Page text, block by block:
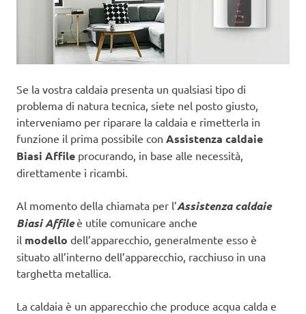
Se la vostra caldaia presenta un qualsiasi tipo di
problema di natura tecnica, siete nel posto giusto,
interveniamo per riparare la caldaia e rimetterla in
funzione il prima possibile con Assistenza caldaie
Biasi Affile procurando, in base alle necessità,
direttamente i ricambi.
Al momento della chiamata per l’Assistenza caldaie
Biasi Affileè utile comunicare anche
il modello dell’apparecchio, generalmente esso è
situato all’interno dell’apparecchio, racchiuso in una
targhetta metallica.
La caldaia è un apparecchio che produce acqua calda e